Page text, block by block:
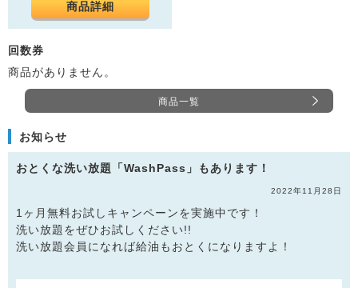
商品詳細
回数券
商品がありません。
商品一覧
お知らせ
おとくな洗い放題「WashPass」もあります！
2022年11月28日
1ヶ月無料お試しキャンペーンを実施中です！
洗い放題をぜひお試しください!!
洗い放題会員になれば給油もおとくになりますよ！